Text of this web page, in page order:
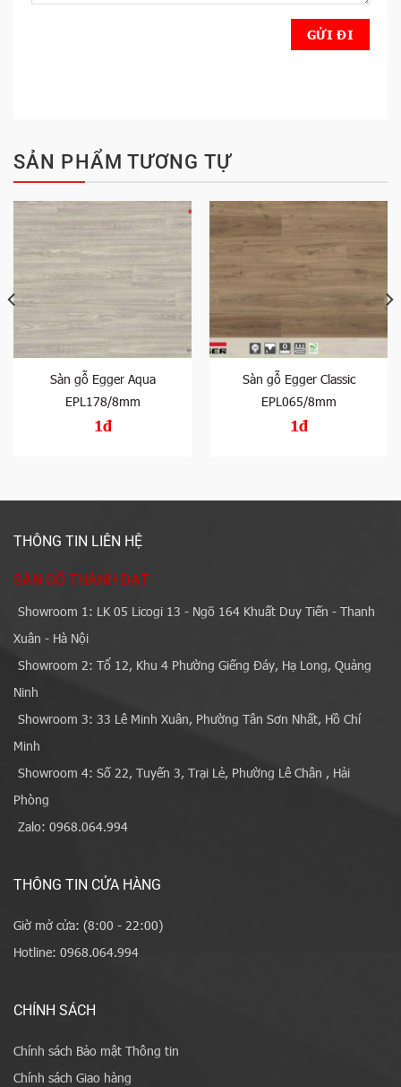
SẢN PHẨM TƯƠNG TỰ
Sàn gỗ Egger Aqua
EPL178/8mm
1đ
Sàn gỗ Egger Classic
EPL065/8mm
1đ
THÔNG TIN LIÊN HỆ
SÀN GỖ THÀNH ĐẠT
Showroom 1: LK 05 Licogi 13 - Ngõ 164 Khuất Duy Tiến - Thanh
Xuân - Hà Nội
Showroom 2: Tổ 12, Khu 4 Phường Giếng Đáy, Hạ Long, Quảng
Ninh
Showroom 3: 33 Lê Minh Xuân, Phường Tân Sơn Nhất, Hồ Chí
Minh
Showroom 4: Số 22, Tuyến 3, Trại Lẻ, Phường Lê Chân , Hải
Phòng
Zalo: 0968.064.994
THÔNG TIN CỬA HÀNG
Giờ mở cửa: (8:00 - 22:00)
Hotline: 0968.064.994
CHÍNH SÁCH
Chính sách Bảo mật Thông tin
Chính sách Giao hàng